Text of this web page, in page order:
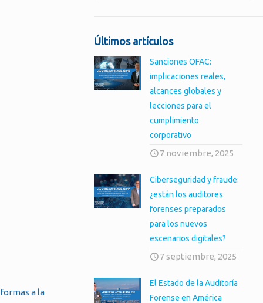
a la
Últimos artículos
Sanciones OFAC:
implicaciones reales,
alcances globales y
lecciones para el
cumplimiento
corporativo
7 noviembre, 2025
Ciberseguridad y fraude:
¿están los auditores
forenses preparados
para los nuevos
escenarios digitales?
7 septiembre, 2025
El Estado de la Auditoría
Forense en América